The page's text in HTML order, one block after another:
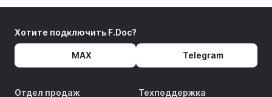
Хотите подключить F.Doc?
MAX Telegram
Отдел продаж Техподдержка